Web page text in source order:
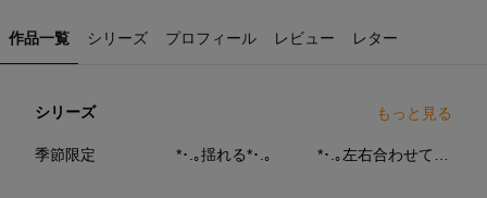
作品一覧 シリーズ プロフィール レビュー レター
シリーズ もっと見る
季節限定 *･.｡揺れる*･.｡